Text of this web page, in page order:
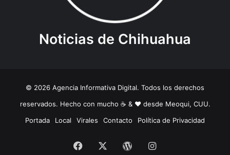
Noticias de Chihuahua
© 2026 Agencia Informativa Digital. Todos los derechos
reservados. Hecho con mucho ☕️ & ❤️ desde Meoqui, CUU.
Portada
Local Virales Contacto Política de Privacidad
Facebook WordPressInstagram